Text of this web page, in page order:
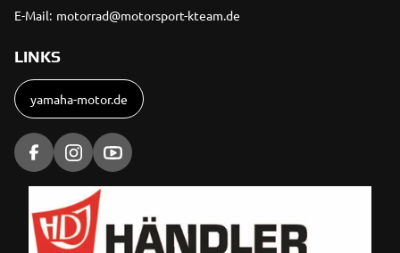
E-Mail: motorrad@motorsport-kteam.de
LINKS
yamaha-motor.de